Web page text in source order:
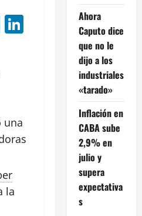
Telegram
LinkedIn
una
la
Ahora
Caputo dice
que no le
dijo a los
industriales
«tarado»
Inflación en
CABA sube
2,9% en
julio y
supera
expectativa
s